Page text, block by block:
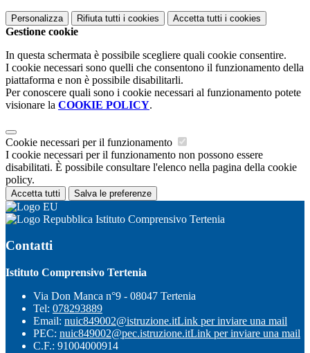
Personalizza Rifiuta tutti i cookies Accetta tutti i cookies
Gestione cookie
In questa schermata è possibile scegliere quali cookie consentire.
I cookie necessari sono quelli che consentono il funzionamento della
piattaforma e non è possibile disabilitarli.
Per conoscere quali sono i cookie necessari al funzionamento potete
visionare la COOKIE POLICY.
Cookie necessari per il funzionamento
I cookie necessari per il funzionamento non possono essere
disabilitati. È possibile consultare l'elenco nella pagina della cookie
policy.
Accetta tutti Salva le preferenze
Istituto Comprensivo Tertenia
Contatti
Istituto Comprensivo Tertenia
Via Don Manca n°9 - 08047 Tertenia
Tel: 078293889
Email: nuic849002@istruzione.itLink per inviare una mail
PEC: nuic849002@pec.istruzione.itLink per inviare una mail
C.F.: 91004000914